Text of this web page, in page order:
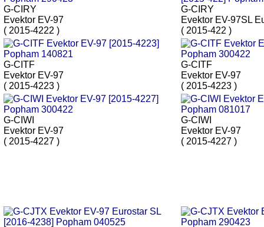
G-CIRY
Evektor EV-97
( 2015-4222 )
G-CIRY
Evektor EV-97SL
( 2015-422 )
G-CITF
Evektor EV-97
( 2015-4223 )
G-CITF
Evektor EV-97
( 2015-4223 )
G-CIWI
Evektor EV-97
( 2015-4227 )
G-CIWI
Evektor EV-97
( 2015-4227 )